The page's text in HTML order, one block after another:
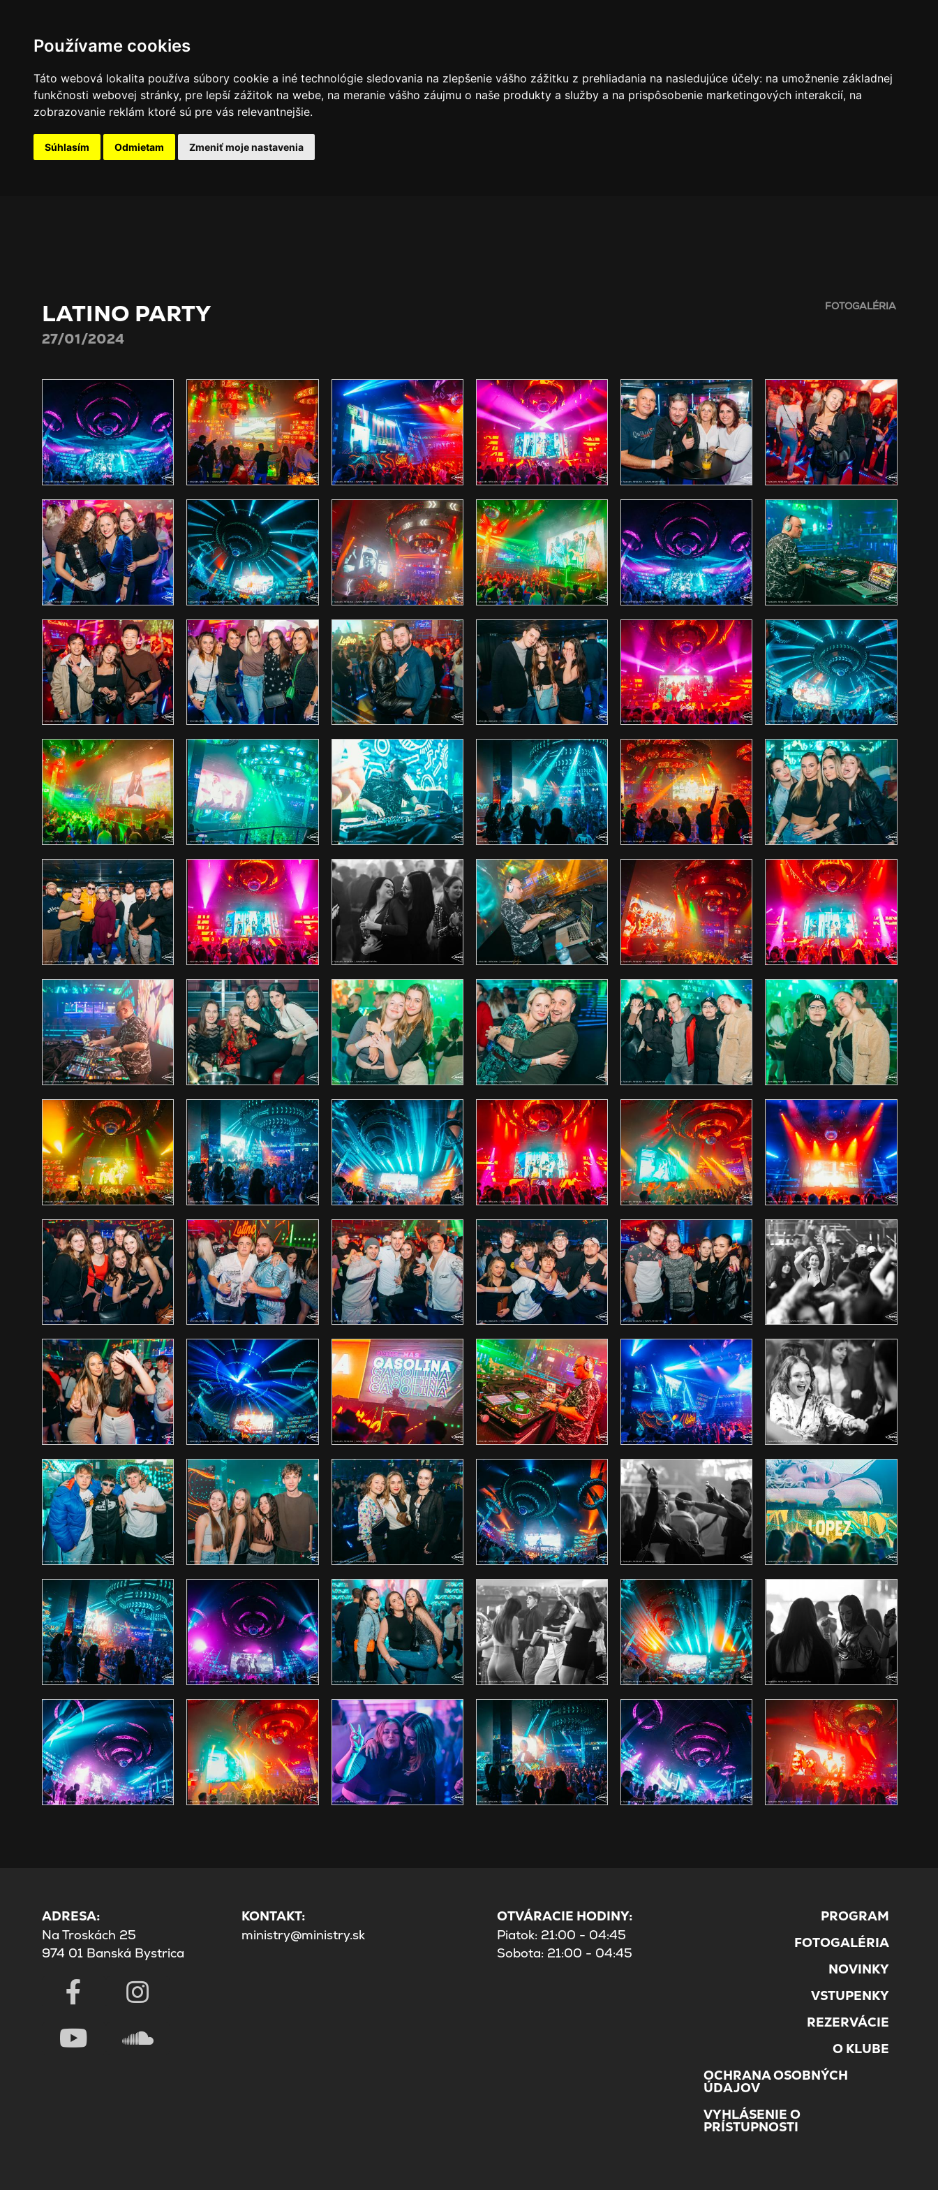
Používame cookies
Táto webová lokalita používa súbory cookie a iné technológie sledovania na zlepšenie vášho zážitku z prehliadania na nasledujúce účely: na umožnenie základnej
funkčnosti webovej stránky, pre lepší zážitok na webe, na meranie vášho záujmu o naše produkty a služby a na prispôsobenie marketingových interakcií, na
zobrazovanie reklám ktoré sú pre vás relevantnejšie.
Súhlasím Odmietam Zmeniť moje nastavenia
LATINO PARTY
27/01/2024
FOTOGALÉRIA
ADRESA:
Na Troskách 25
974 01 Banská Bystrica
KONTAKT:
ministry@ministry.sk
OTVÁRACIE HODINY:
Piatok: 21:00 - 04:45
Sobota: 21:00 - 04:45
PROGRAM
FOTOGALÉRIA
NOVINKY
VSTUPENKY
REZERVÁCIE
O KLUBE
OCHRANA OSOBNÝCH
ÚDAJOV
VYHLÁSENIE O
PRÍSTUPNOSTI